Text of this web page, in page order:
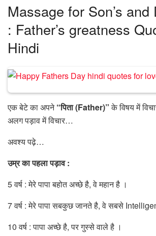
Massage for Son’s and
: Father’s greatness
Hindi
एक बेटे का अपने“पिता(Father)”के विषय में
अलग पड़ाव में विचार…
अवश्य पढ़े…
उम्र का पहला पड़ाव:
5 वर्ष : मेरे पापा बहोत अच्छे है, वे महान है ।
7 वर्ष : मेरे पापा सबकुछ जानते है, वे सबसे
10 वर्ष : पापा अच्छे है, पर गुस्से वाले है ।